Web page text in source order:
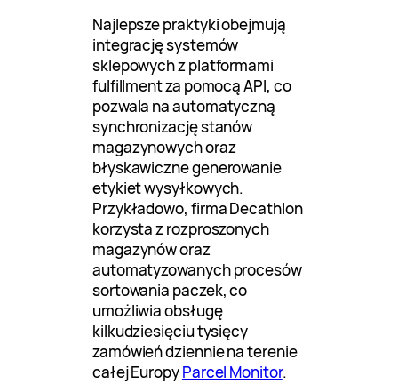
Najlepsze praktyki obejmują
integrację systemów
sklepowych z platformami
fulfillment za pomocą API, co
pozwala na automatyczną
synchronizację stanów
magazynowych oraz
błyskawiczne generowanie
etykiet wysyłkowych.
Przykładowo, firma Decathlon
korzysta z rozproszonych
magazynów oraz
automatyzowanych procesów
sortowania paczek, co
umożliwia obsługę
kilkudziesięciu tysięcy
zamówień dziennie na terenie
całej EuropyParcel Monitor.